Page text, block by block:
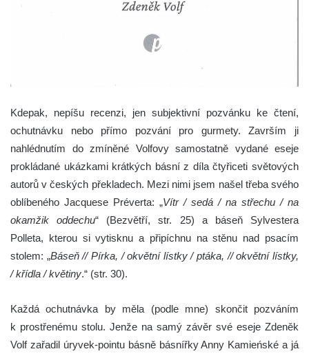
Kdepak, nepíšu recenzi, jen subjektivní pozvánku ke čtení,
ochutnávku nebo přímo pozvání pro gurmety. Završím ji
nahlédnutím do zmíněné Volfovy samostatně vydané eseje
prokládané ukázkami krátkých básní z díla čtyřiceti světových
autorů v českých překladech. Mezi nimi jsem našel třeba svého
oblíbeného Jacquese Préverta: „Vítr / sedá / na střechu / na
okamžik oddechu“ (Bezvětří, str. 25) a báseň Sylvestera
Polleta, kterou si vytisknu a připíchnu na stěnu nad psacím
stolem: „Báseň // Pírka, / okvětní lístky / ptáka, // okvětní lístky,
/ křídla / květiny.“ (str. 30).
Každá ochutnávka by měla (podle mne) skončit pozváním
k prostřenému stolu. Jenže na samý závěr své eseje Zdeněk
Volf zařadil úryvek-pointu básně básnířky Anny Kamieńské a já